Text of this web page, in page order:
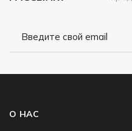
О НАС